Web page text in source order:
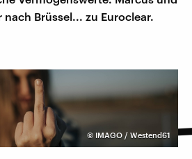
Brüssel... zu Euroclear.
© IMAGO / Westend61